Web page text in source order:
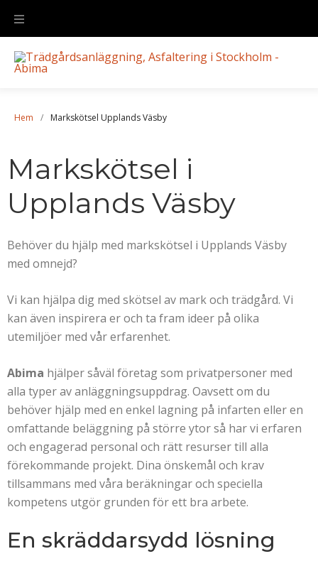
Hem / Markskötsel Upplands Väsby
Markskötsel i
Upplands Väsby
Behöver du hjälp med markskötsel i Upplands Väsby
med omnejd?
Vi kan hjälpa dig med skötsel av mark och trädgård. Vi
kan även inspirera er och ta fram ideer på olika
utemiljöer med vår erfarenhet.
Abima hjälper såväl företag som privatpersoner med
alla typer av anläggningsuppdrag. Oavsett om du
behöver hjälp med en enkel lagning på infarten eller en
omfattande beläggning på större ytor så har vi erfaren
och engagerad personal och rätt resurser till alla
förekommande projekt. Dina önskemål och krav
tillsammans med våra beräkningar och speciella
kompetens utgör grunden för ett bra arbete.
En skräddarsydd lösning